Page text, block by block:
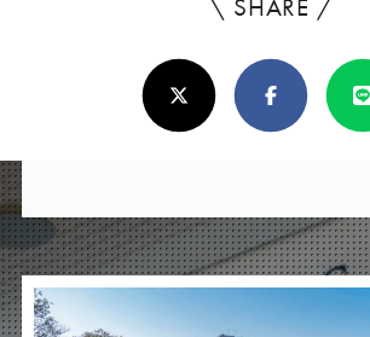
\ SHARE /
ろ
し
け
ば
シ
ェ
X(Twitter)FacebookLine